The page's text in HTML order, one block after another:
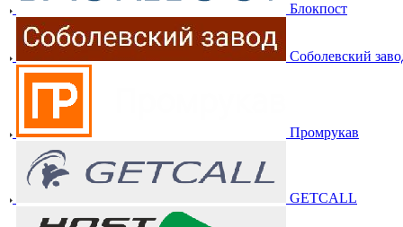
Блокпост
Соболевский
Промрукав
GETCALL